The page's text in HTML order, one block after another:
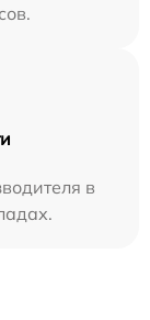
в